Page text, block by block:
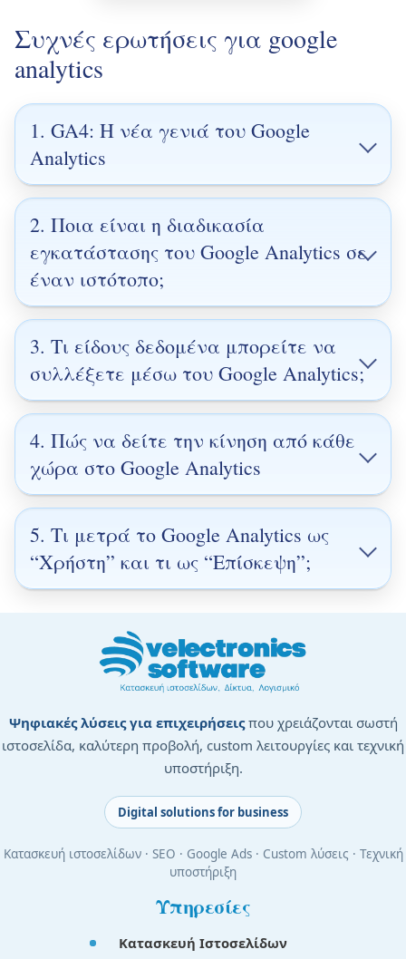
Συχνές ερωτήσεις για google
analytics
1. GA4: Η νέα γενιά του Google
Analytics
Google Analytics 4 (GA4)
συμπεριφορά των χρηστών
2. Ποια είναι η διαδικασία
εγκατάστασης του Google Analytics σε
έναν ιστότοπο;
3. Τι είδους δεδομένα μπορείτε να
συλλέξετε μέσω του Google Analytics;
Google Analytics
αριθμό
επισκέψεων
δημοφιλέστερες σελίδες
χρόνο παραμονής
πηγές κίνησης
γεωγραφική τοποθεσία
4. Πώς να δείτε την κίνηση από κάθε
χώρα στο Google Analytics
κίνηση της ιστοσελίδας σας
ανά χώρα
“Ακροατήριο” (Audience)
“Γεωγραφία” (Geo)
5. Τι μετρά το Google Analytics ως
“Χρήστη” και τι ως “Επίσκεψη”;
μοναδικών ατόμων
Ψηφιακές λύσεις για επιχειρήσειςπου χρειάζονται σωστή
ιστοσελίδα, καλύτερη προβολή, custom λειτουργίες και τεχνική
υποστήριξη.
Digital solutions for business
Κατασκευή ιστοσελίδων · SEO · Google Ads · Custom λύσεις · Τεχνική
υποστήριξη
Υπηρεσίες
Κατασκευή Ιστοσελίδων